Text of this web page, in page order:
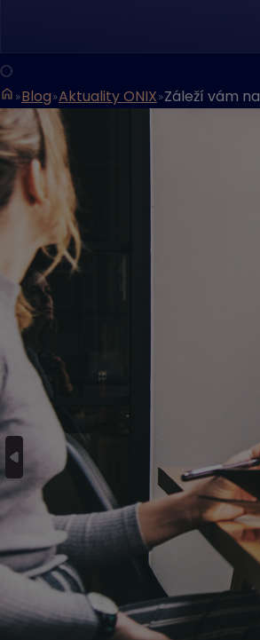
Blog Aktuality ONIX Záleží vám